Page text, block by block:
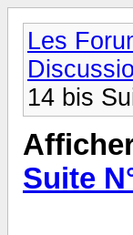
Les
14 bis
Suite